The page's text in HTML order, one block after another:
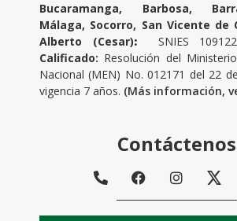
Bucaramanga, Barbosa,
Málaga, Socorro, San Vicente de
Alberto (Cesar): SNIES
Calificado: Resolución del
Nacional (MEN) No. 012171 del 22
vigencia 7 años. (Más información,
Contáctenos